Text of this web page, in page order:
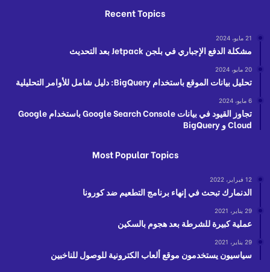
Recent Topics
21 مايو، 2024
مشكلة الدفع الإجباري في بلجن Jetpack بعد التحديث
20 مايو، 2024
تحليل بيانات الموقع باستخدام BigQuery: دليل شامل للأوامر التحليلية
6 مايو، 2024
تجاوز القيود في بيانات Google Search Console باستخدام Google
Cloud و BigQuery
Most Popular Topics
12 فبراير، 2022
الدنمارك تبحث في إنهاء برنامج التطعيم ضد كورونا
29 يناير، 2021
عملية كبيرة للشرطة بعد هجوم بالسكين
29 يناير، 2021
سياسيون يستخدمون موقع ألعاب الكترونية للوصول للناخبين